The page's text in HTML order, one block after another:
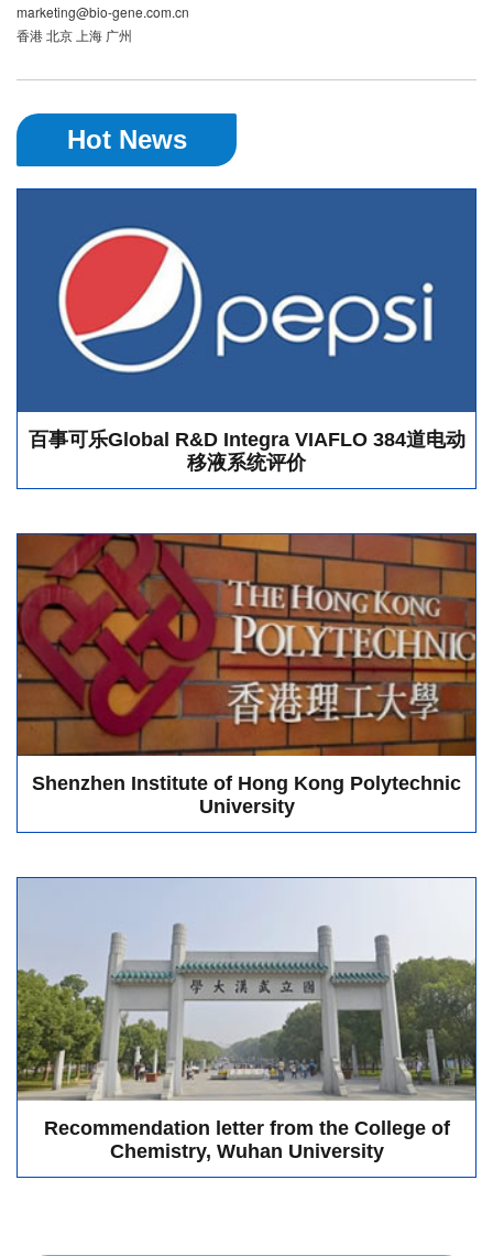
marketing@bio-gene.com.cn
香港 北京 上海 广州
Hot News
百事可乐Global R&D Integra VIAFLO 384道电动
移液系统评价
Shenzhen Institute of Hong Kong Polytechnic
University
Recommendation letter from the College of
Chemistry, Wuhan University